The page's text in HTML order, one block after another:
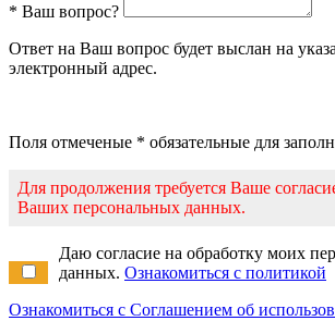
* Ваш вопрос?
Ответ на Ваш вопрос будет выслан на
электронный адрес.
Поля отмеченые * обязательные для
Для продолжения требуется Ваше
Ваших персональных данных.
Даю согласие на обработку моих
данных. Ознакомиться с политикой
Ознакомиться с Соглашением об